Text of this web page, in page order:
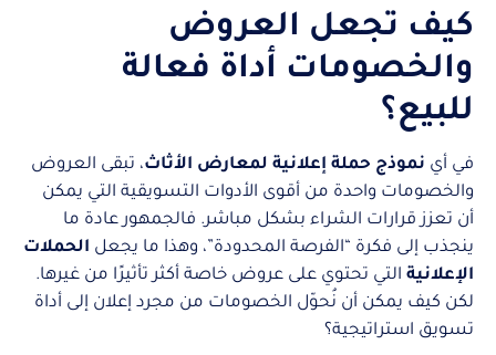
كيف تجعل العروض
والخصومات أداة فعالة
للبيع؟
في أي نموذج حملة إعلانية لمعارض الأثاث، تبقى العروض
والخصومات واحدة من أقوى الأدوات التسويقية التي يمكن
أن تعزز قرارات الشراء بشكل مباشر. فالجمهور عادة ما
ينجذب إلى فكرة “الفرصة المحدودة”، وهذا ما يجعل الحملات
الإعلانية التي تحتوي على عروض خاصة أكثر تأثيرًا من غيرها.
لكن كيف يمكن أن نُحوّل الخصومات من مجرد إعلان إلى أداة
تسويق استراتيجية؟